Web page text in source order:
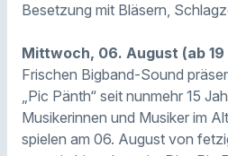
Besetzung mit Bläsern,
Mittwoch, 06. August (ab 19
Frischen Bigband-Sound
„Pic Pänth“ seit nunmehr 15
Musikerinnen und Musiker im
spielen am 06. August von